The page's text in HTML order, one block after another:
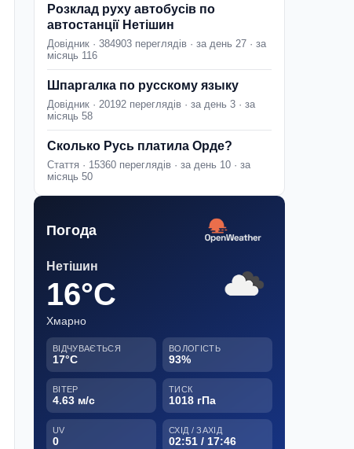
Розклад руху автобусів по
автостанції Нетішин
Довідник · 384903 переглядів · за день 27 · за
місяць 116
Шпаргалка по русскому языку
Довідник · 20192 переглядів · за день 3 · за
місяць 58
Сколько Русь платила Орде?
Стаття · 15360 переглядів · за день 10 · за
місяць 50
Погода
Нетішин
16°C
Хмарно
ВІДЧУВАЄТЬСЯ
17°C
ВОЛОГІСТЬ
93%
ВІТЕР
4.63 м/с
ТИСК
1018 гПа
UV
0
СХІД / ЗАХІД
02:51 / 17:46